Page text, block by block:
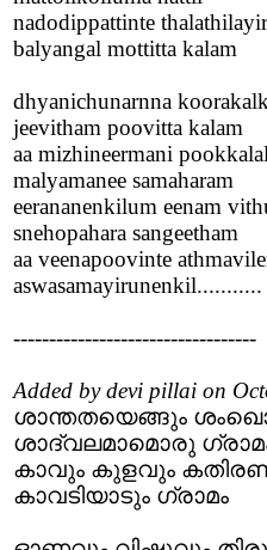
nadodippattinte
balyangal mottitta kalam
dhyanichunarnna
jeevitham poovitta kalam
aa mizhineermani
malyamanee samaharam
eerananenkilum eenam
snehopahara sangeetham
aa veenapoovinte
aswasamayirunenkil...........
----------------------------------
Added by devi pillai on
ശാന്തതയെങ്ങും
ശാദ്വലമാമൊരു
കാവും കുളവും
കാവടിയാടും ഗ്രാമം